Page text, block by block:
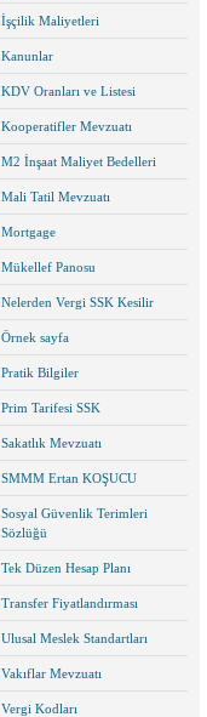
İşçilik Maliyetleri
Kanunlar
KDV Oranları ve Listesi
Kooperatifler Mevzuatı
M2 İnşaat Maliyet Bedelleri
Mali Tatil Mevzuatı
Mortgage
Mükellef Panosu
Nelerden Vergi SSK Kesilir
Örnek sayfa
Pratik Bilgiler
Prim Tarifesi SSK
Sakatlık Mevzuatı
SMMM Ertan KOŞUCU
Sosyal Güvenlik Terimleri
Sözlüğü
Tek Düzen Hesap Planı
Transfer Fiyatlandırması
Ulusal Meslek Standartları
Vakıflar Mevzuatı
Vergi Kodları